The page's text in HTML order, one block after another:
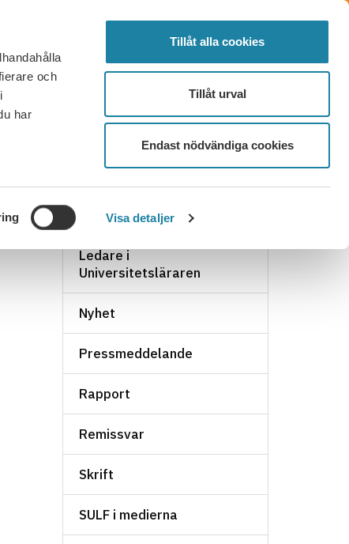
och
har
Visa detaljer
Tillåt alla cookies
Tillåt urval
Endast nödvändiga cookies
FÖRTROENDEVALD LOGGA IN MENY
OCH SVAR KONTAKT BLI MEDLEM
NYHETSARKIV
Ledare i
Universitetsläraren
Nyhet
Pressmeddelande
Rapport
Remissvar
Skrift
SULF i medierna